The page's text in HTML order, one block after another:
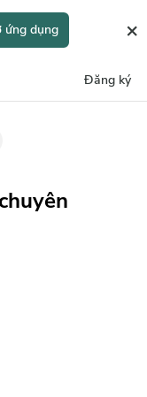
ứng dụng ×
Đăng ký